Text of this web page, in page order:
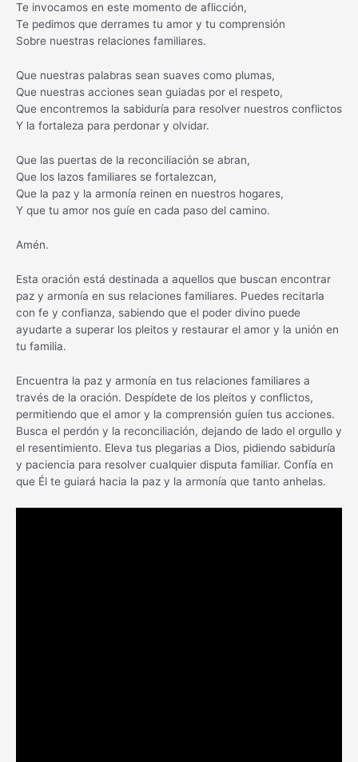
Te invocamos en este momento de aflicción,
Te pedimos que derrames tu amor y tu comprensión
Sobre nuestras relaciones familiares.
Que nuestras palabras sean suaves como plumas,
Que nuestras acciones sean guiadas por el respeto,
Que encontremos la sabiduría para resolver nuestros conflictos
Y la fortaleza para perdonar y olvidar.
Que las puertas de la reconciliación se abran,
Que los lazos familiares se fortalezcan,
Que la paz y la armonía reinen en nuestros hogares,
Y que tu amor nos guíe en cada paso del camino.
Amén.
Esta oración está destinada a aquellos que buscan encontrar
paz y armonía en sus relaciones familiares. Puedes recitarla
con fe y confianza, sabiendo que el poder divino puede
ayudarte a superar los pleitos y restaurar el amor y la unión en
tu familia.
Encuentra la paz y armonía en tus relaciones familiares a
través de la oración. Despídete de los pleitos y conflictos,
permitiendo que el amor y la comprensión guíen tus acciones.
Busca el perdón y la reconciliación, dejando de lado el orgullo y
el resentimiento. Eleva tus plegarias a Dios, pidiendo sabiduría
y paciencia para resolver cualquier disputa familiar. Confía en
que Él te guiará hacia la paz y la armonía que tanto anhelas.